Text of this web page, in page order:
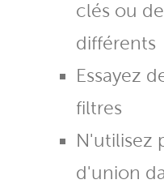
clés ou
différents
Essayez
filtres
N'utilisez
d'union